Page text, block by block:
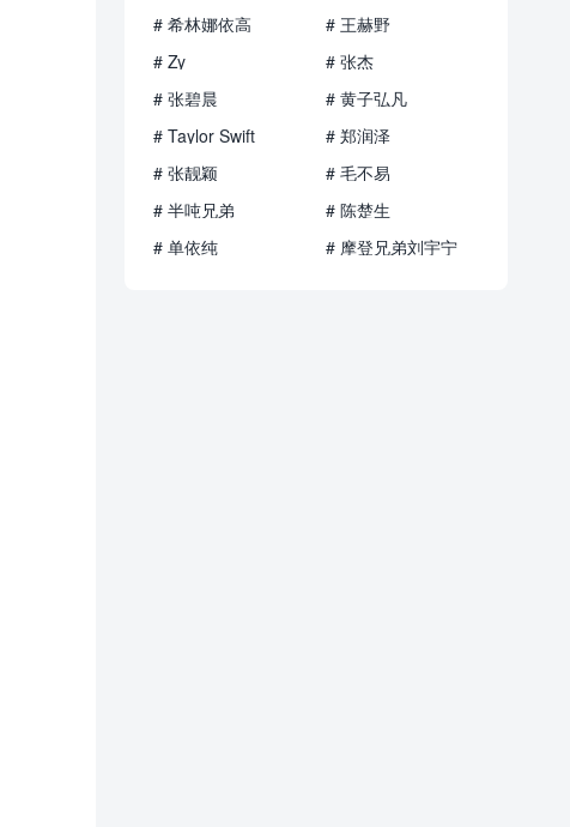
# 希林娜依高
# 王赫野
# Zy
# 张杰
# 张碧晨
# 黄子弘凡
# Taylor Swift
# 郑润泽
# 张靓颖
# 毛不易
# 半吨兄弟
# 陈楚生
# 单依纯
# 摩登兄弟刘宇宁